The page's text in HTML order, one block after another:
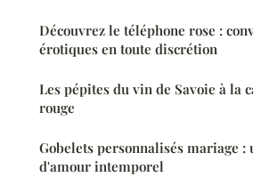
Découvrez le téléphone rose :
érotiques en toute discrétion
Les pépites du vin de Savoie à la
rouge
Gobelets personnalisés mariage :
d'amour intemporel